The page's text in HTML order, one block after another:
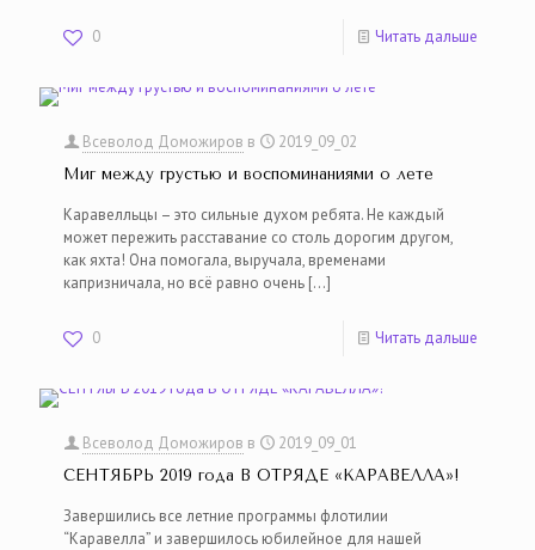
0 Читать дальше
Всеволод Доможиров в 2019_09_02
Миг между грустью и воспоминаниями о лете
Каравелльцы – это сильные духом ребята. Не каждый
может пережить расставание со столь дорогим другом,
как яхта! Она помогала, выручала, временами
капризничала, но всё равно очень […]
0 Читать дальше
Всеволод Доможиров в 2019_09_01
СЕНТЯБРЬ 2019 года В ОТРЯДЕ «КАРАВЕЛЛА»!
Завершились все летние программы флотилии
“Каравелла” и завершилось юбилейное для нашей